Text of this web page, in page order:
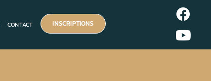
CONTACT INSCRIPTIONS